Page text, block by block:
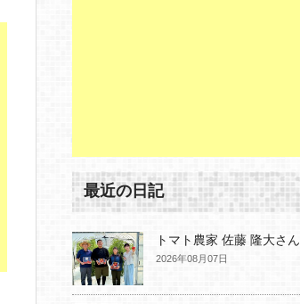
最近の日記
トマト農家 佐藤 隆大さん
2026年08月07日